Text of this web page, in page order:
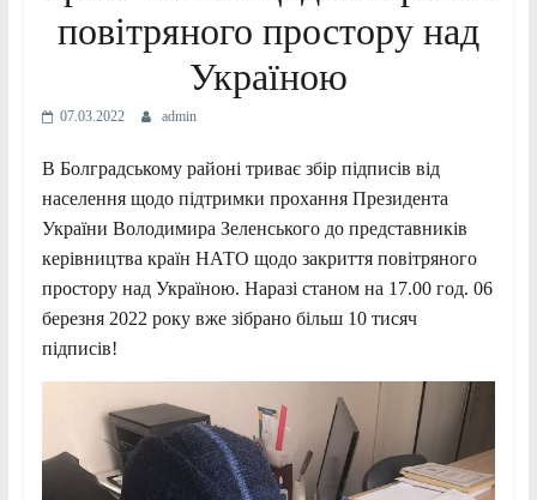
повітряного простору над
Україною
07.03.2022 admin
В Болградському районі триває збір підписів від
населення щодо підтримки прохання Президента
України Володимира Зеленського до представників
керівництва країн НАТО щодо закриття повітряного
простору над Україною. Наразі станом на 17.00 год. 06
березня 2022 року вже зібрано більш 10 тисяч
підписів!